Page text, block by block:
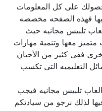
على كل المعلومات
فهذه الصفحه مخصصه
تلبيس مجانيه حيث
معها وتنمية مهارات
ففى كثير من الأحيان
التعليميه التى تكسب
تلبيس مجانيه فيجب
لذلك نرجو من سيادتكم